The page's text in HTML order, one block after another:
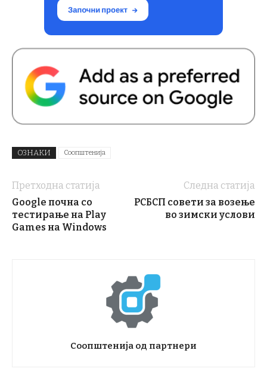
ОЗНАКИ Соопштенија
Претходна статија
Google почна со
тестирање на Play
Games на Windows
Следна статија
РСБСП совети за возење
во зимски услови
Соопштенија од партнери